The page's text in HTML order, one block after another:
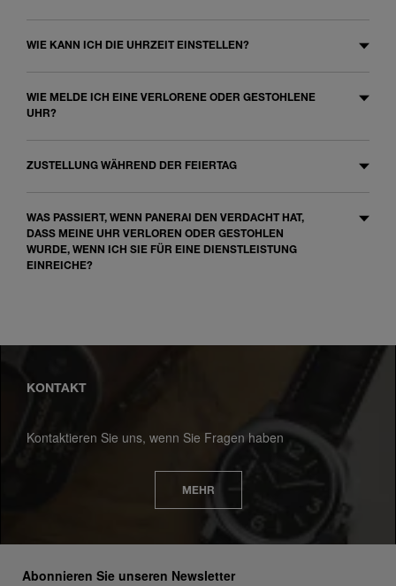
WIE KANN ICH DIE UHRZEIT EINSTELLEN?
WIE MELDE ICH EINE VERLORENE ODER GESTOHLENE
UHR?
ZUSTELLUNG WÄHREND DER FEIERTAG
WAS PASSIERT, WENN PANERAI DEN VERDACHT HAT,
DASS MEINE UHR VERLOREN ODER GESTOHLEN
WURDE, WENN ICH SIE FÜR EINE DIENSTLEISTUNG
EINREICHE?
KONTAKT
Kontaktieren Sie uns, wenn Sie Fragen haben
MEHR
Abonnieren Sie unseren Newsletter